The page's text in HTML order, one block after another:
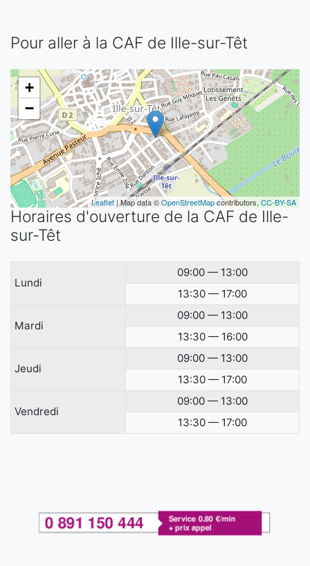
Pour aller à la CAF de Ille-sur-Têt
+
−
Leaflet | Map data ©OpenStreetMapcontributors, CC-BY-SA
Horaires d'ouverture de la CAF de Ille-
sur-Têt
Lundi
09:00 — 13:00
13:30 — 17:00
Mardi
09:00 — 13:00
13:30 — 16:00
Jeudi
09:00 — 13:00
13:30 — 17:00
Vendredi
09:00 — 13:00
13:30 — 17:00